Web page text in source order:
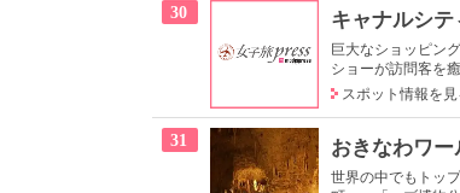
30 キャナルシテ
巨大なショッピン
ショーが訪問客を
スポット情報を見
31 おきなわワー
世界の中でもトッ